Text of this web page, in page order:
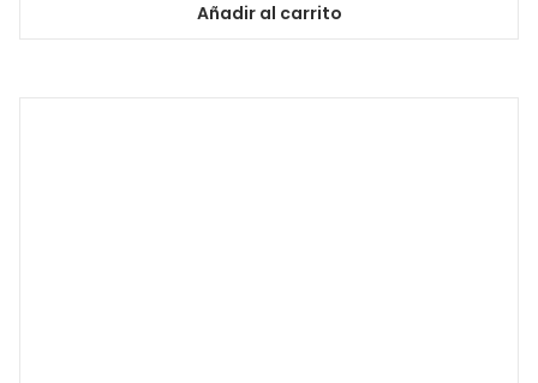
Añadir al carrito